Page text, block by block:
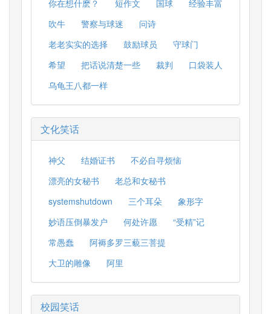
你在想什麽？ 短作文 国球
经验丰富
吹牛
警察与球迷
问诗
老老实实的选择
鼓励球员
守球门
希望
把话说清楚一些 裁判
口袋装人
乌龟王八都一样
文化笑话
神父 结婚证书
不必自寻烦恼
漂亮的女秘书
老总和女秘书
systemshutdown
三个耳朵
象形字
妙语压倒暴发户
何处许愿
“受精”记
常愚蠢
阿褥多罗三藐三菩提
大卫的雕像
阿里
校园笑话